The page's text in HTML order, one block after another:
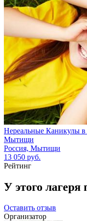
Нереальные Каникулы в
Мытищи
Россия, Мытищи
13 050 руб.
Рейтинг
У этого
Оставить отзыв
Организатор